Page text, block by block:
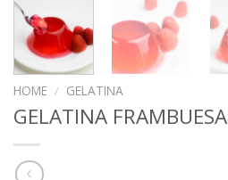
HOME / GELATINA
GELATINA FRAMBUESA